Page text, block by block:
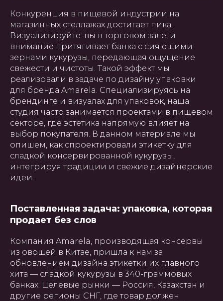
Конкуренция в пищевой индустрии на
магазинных стеллажах достигает пика.
Визуализируйте: вы в торговом зале, и
внимание притягивает банка с сияющими
зернами кукурузы, передающая ощущение
свежести и чистоты. Такой эффект мы
реализовали в задаче по дизайну упаковки
для бренда Amarela. Специализируясь на
брендинге и визуалах для упаковок, наша
студия часто занимается проектами в пищевом
секторе, где эстетика напрямую влияет на
выбор покупателя. В данном материале мы
опишем, как спроектировали этикетку для
сладкой консервированной кукурузы,
интегрируя традиции и свежие дизайнерские
идеи.
Поставленная задача: упаковка, которая
продает без слов
Компания Amarela, производящая консервы
из овощей в Китае, пришла к нам за
обновлением дизайна этикетки их главного
хита — сладкой кукурузы в 340-граммовых
банках. Целевые рынки — Россия, Казахстан и
другие регионы СНГ, где товар должен